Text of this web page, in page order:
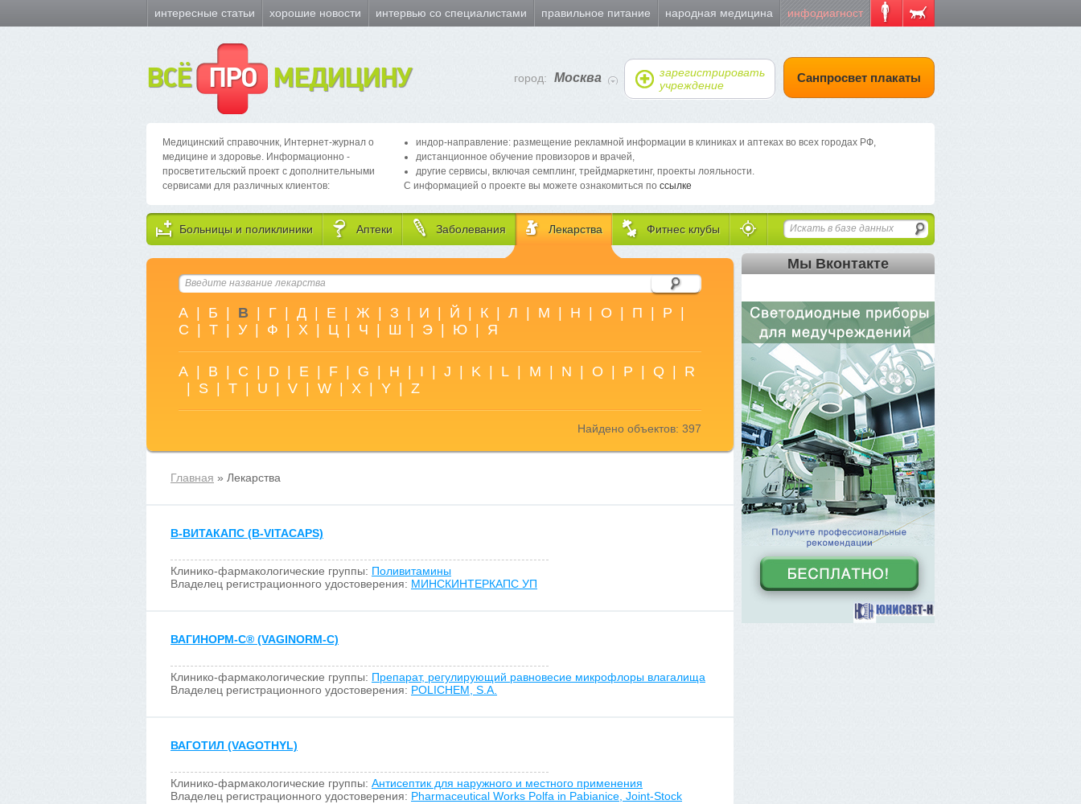
интересные статьи хорошие новости интервью со специалистами правильное питание народная медицина инфодиагност
ВСЁ ПРО МЕДИЦИНУ город: Москва
зарегистрировать
учреждение
Санпросвет плакаты
Медицинский справочник, Интернет-журнал о
медицине и здоровье. Информационно -
просветительский проект с дополнительными
сервисами для различных клиентов:
индор-направление: размещение рекламной информации в клиниках и аптеках во всех городах РФ,
дистанционное обучение провизоров и врачей,
другие сервисы, включая семплинг, трейдмаркетинг, проекты лояльности.
С информацией о проекте вы можете ознакомиться по ссылке
Больницы и поликлиники Аптеки Заболевания Лекарства Фитнес клубы
А Б В Г Д Е Ж З И Й К Л М Н О П Р
С
Т У Ф Х Ц Ч Ш Э Ю Я
A B C D E F G H I J K L M N O P Q
R
S T U V W X Y Z
Найдено объектов: 397
Главная » Лекарства
В-ВИТАКАПС (B-VITACAPS)
Клинико-фармакологические группы: Поливитамины
Владелец регистрационного удостоверения: МИНСКИНТЕРКАПС УП
ВАГИНОРМ-С® (VAGINORM-C)
Клинико-фармакологические группы: Препарат, регулирующий равновесие микрофлоры влагалища
Владелец регистрационного удостоверения: POLICHEM, S.A.
ВАГОТИЛ (VAGOTHYL)
Клинико-фармакологические группы: Антисептик для наружного и местного применения
Владелец регистрационного удостоверения: Pharmaceutical Works Polfa in Pabianice, Joint-Stock
Мы Вконтакте